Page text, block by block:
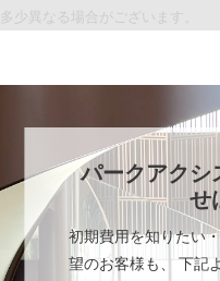
多少異なる場合がございます。
パークアクシ
せ
初期費用を知りたい
望のお客様も、 下記